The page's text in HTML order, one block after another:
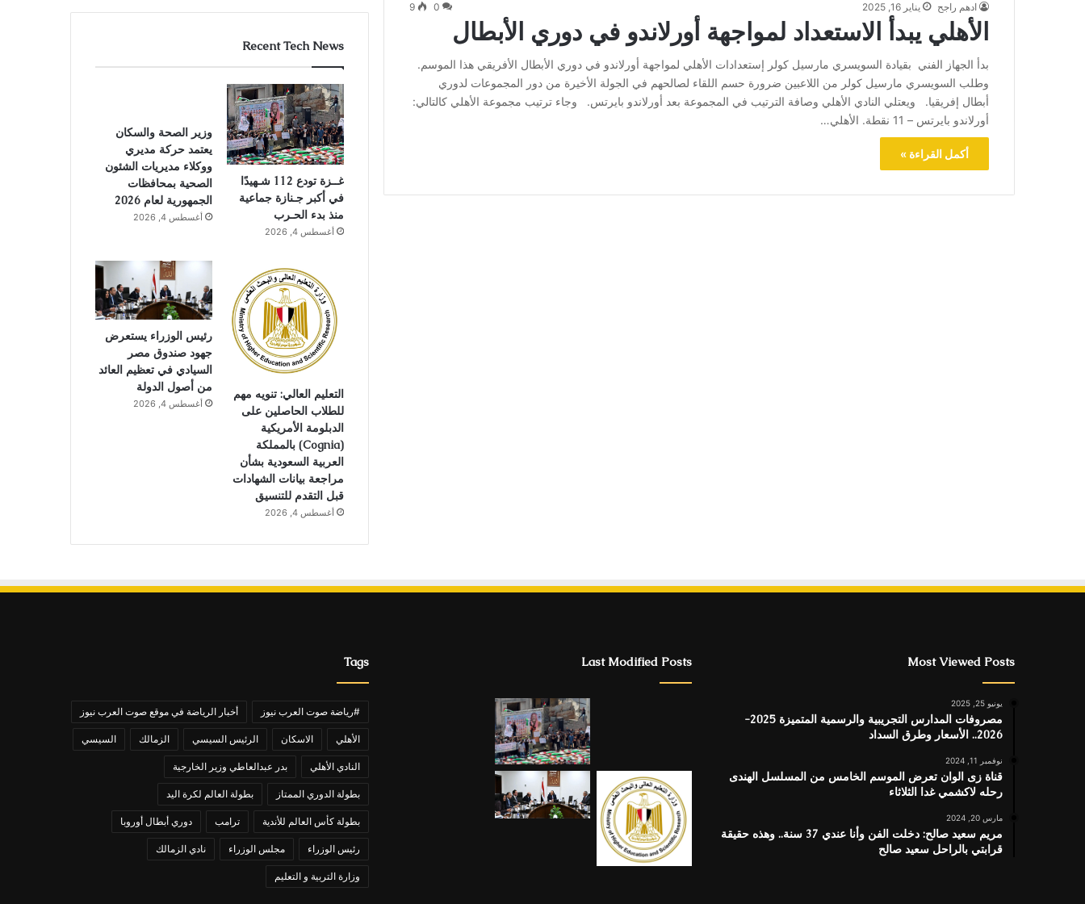
ادهم راجح يناير 16, 2025 0
9
الأهلي يبدأ الاستعداد لمواجهة أورلاندو في دوري الأبطال
بدأ الجهاز الفني بقيادة السويسري مارسيل كولر إستعدادات الأهلي لمواجهة أورلاندو في دوري الأبطال الأفريقي هذا الموسم.
وطلب السويسري مارسيل كولر من اللاعبين ضرورة حسم اللقاء لصالحهم في الجولة الأخيرة من دور المجموعات لدوري
أبطال إفريقيا. ويعتلي النادي الأهلي وصافة الترتيب في المجموعة بعد أورلاندو بايرتس. وجاء ترتيب مجموعة الأهلي كالتالي:
أورلاندو بايرتس – 11 نقطة. الأهلي…
أكمل القراءة »
Recent Tech News
غــزة تودع 112 شـهيدًا
في أكبر جـنازة جماعية
منذ بدء الحـرب
أغسطس 4, 2026
وزير الصحة والسكان
يعتمد حركة مديري
ووكلاء مديريات الشئون
الصحية بمحافظات
الجمهورية لعام 2026
أغسطس 4, 2026
التعليم العالي: تنويه مهم
للطلاب الحاصلين على
الدبلومة الأمريكية
(Cognia) بالمملكة
العربية السعودية بشأن
مراجعة بيانات الشهادات
قبل التقدم للتنسيق
أغسطس 4, 2026
رئيس الوزراء يستعرض
جهود صندوق مصر
السيادي في تعظيم العائد
من أصول الدولة
أغسطس 4, 2026
Most Viewed Posts
يونيو 25, 2025
مصروفات المدارس التجريبية والرسمية المتميزة 2025-
2026.. الأسعار وطرق السداد
نوفمبر 11, 2024
قناة زى الوان تعرض الموسم الخامس من المسلسل الهندى
رحله لاكشمي غدا الثلاثاء
مارس 20, 2024
مريم سعيد صالح: دخلت الفن وأنا عندي 37 سنة.. وهذه حقيقة
قرابتي بالراحل سعيد صالح
Last Modified Posts
Tags
#رياضة صوت العرب نيوز أخبار الرياضة في موقع صوت العرب نيوز
الأهلي الاسكان الرئيس السيسي الزمالك السيسي
النادي الأهلي بدر عبدالعاطي وزير الخارجية
بطولة الدوري الممتاز بطولة العالم لكرة اليد
بطولة كأس العالم للأندية ترامب دوري أبطال أوروبا
رئيس الوزراء مجلس الوزراء نادي الزمالك
وزارة التربية و التعليم